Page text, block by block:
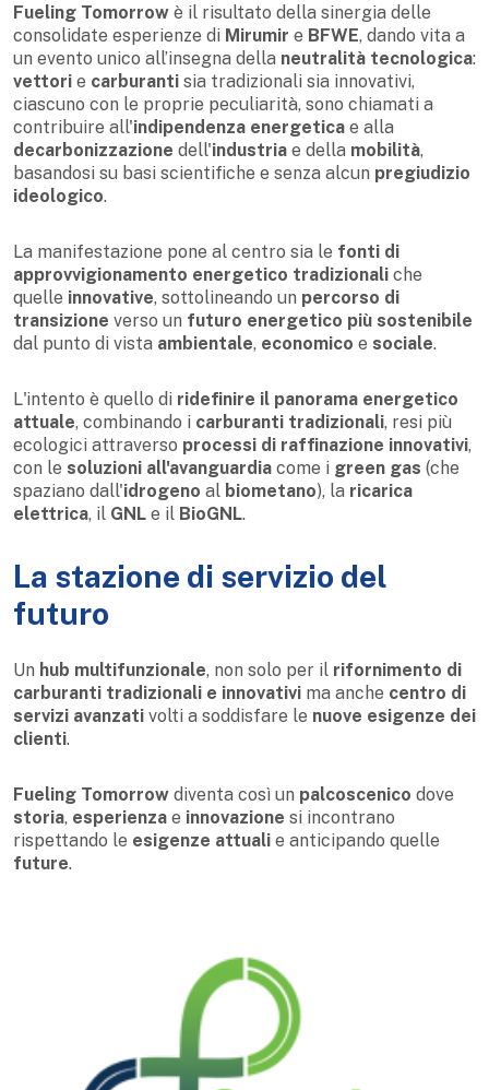
Fueling Tomorrow è il risultato della sinergia delle
consolidate esperienze di Mirumir e BFWE, dando vita a
un evento unico all’insegna della neutralità tecnologica:
vettori e carburanti sia tradizionali sia innovativi,
ciascuno con le proprie peculiarità, sono chiamati a
contribuire all'indipendenza energetica e alla
decarbonizzazione dell'industria e della mobilità,
basandosi su basi scientifiche e senza alcun pregiudizio
ideologico.
La manifestazione pone al centro sia le fonti di
approvvigionamento energetico tradizionali che
quelle innovative, sottolineando un percorso di
transizione verso un futuro energetico più sostenibile
dal punto di vista ambientale, economico e sociale.
L'intento è quello di ridefinire il panorama energetico
attuale, combinando i carburanti tradizionali, resi più
ecologici attraverso processi di raffinazione innovativi,
con le soluzioni all'avanguardia come i green gas (che
spaziano dall'idrogeno al biometano), la ricarica
elettrica, il GNL e il BioGNL.
La stazione di servizio del
futuro
Un hub multifunzionale, non solo per il rifornimento di
carburanti tradizionali e innovativi ma anche centro di
servizi avanzati volti a soddisfare le nuove esigenze dei
clienti.
Fueling Tomorrow diventa così un palcoscenico dove
storia, esperienza e innovazione si incontrano
rispettando le esigenze attuali e anticipando quelle
future.